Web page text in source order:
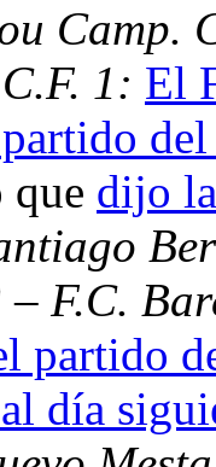
Camp.
1: El
que dijo
– F.C.
partido
día